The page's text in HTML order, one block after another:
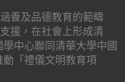
養及品德教育的範疇
援，在社會上形成清
中心聯同清華大學中國
「禮儀文明教育項